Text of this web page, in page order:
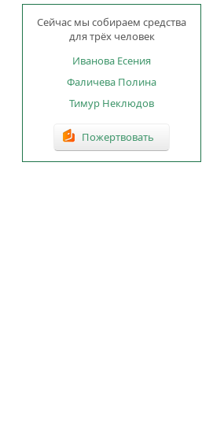
Сейчас мы собираем средства
для трёх человек
Иванова Есения
Фаличева Полина
Тимур Неклюдов
Пожертвовать